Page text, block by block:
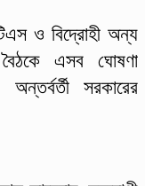
ও বিদ্রোহী অন্য
বৈঠকে এসব ঘোষণা
সরকারের